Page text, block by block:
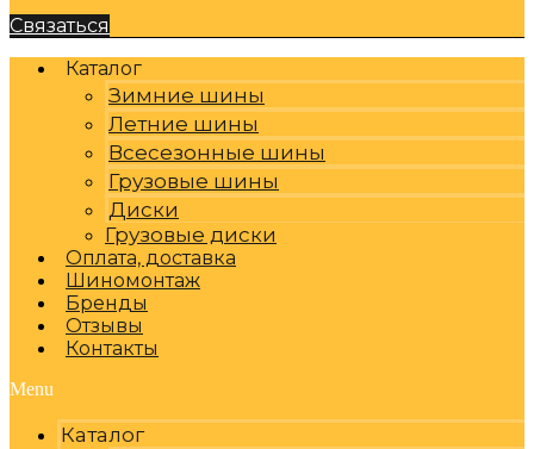
Связаться
Каталог
Зимние шины
Летние шины
Всесезонные шины
Грузовые шины
Диски
Грузовые диски
Оплата, доставка
Шиномонтаж
Бренды
Отзывы
Контакты
Menu
Каталог